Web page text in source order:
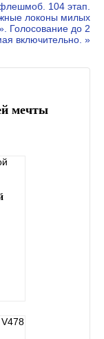
104 этап.
локоны милых
Голосование до 2
включительно. »
мечты